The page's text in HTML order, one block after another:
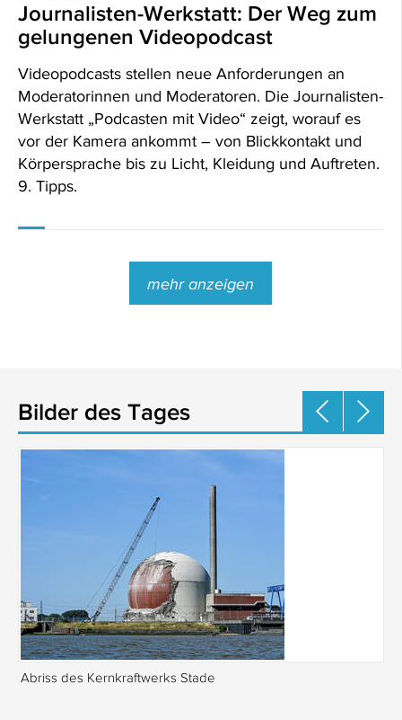
Journalisten-Werkstatt: Der Weg zum
gelungenen Videopodcast
Videopodcasts stellen neue Anforderungen an
Moderatorinnen und Moderatoren. Die Journalisten-
Werkstatt „Podcasten mit Video“ zeigt, worauf es
vor der Kamera ankommt – von Blickkontakt und
Körpersprache bis zu Licht, Kleidung und Auftreten.
9. Tipps.
mehr anzeigen
Bilder des Tages
Abriss des Kernkraftwerks Stade